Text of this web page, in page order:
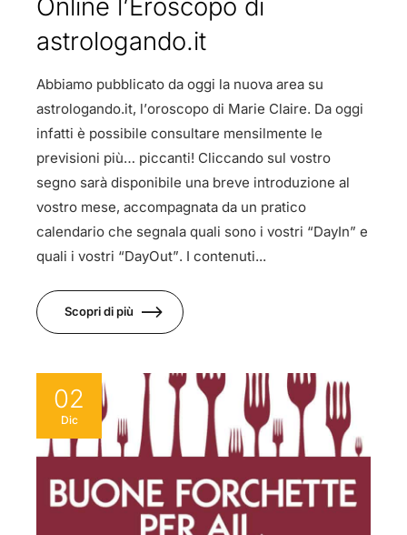
astrologando.it
Abbiamo pubblicato da oggi la nuova area su
astrologando.it, l’oroscopo di Marie Claire. Da oggi
infatti è possibile consultare mensilmente le
previsioni più… piccanti! Cliccando sul vostro
segno sarà disponibile una breve introduzione al
vostro mese, accompagnata da un pratico
calendario che segnala quali sono i vostri “DayIn” e
quali i vostri “DayOut”. I contenuti...
Scopri di più
02
Dic